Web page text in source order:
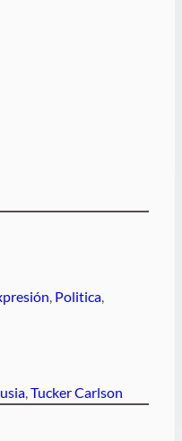
, Politica,
, Tucker Carlson